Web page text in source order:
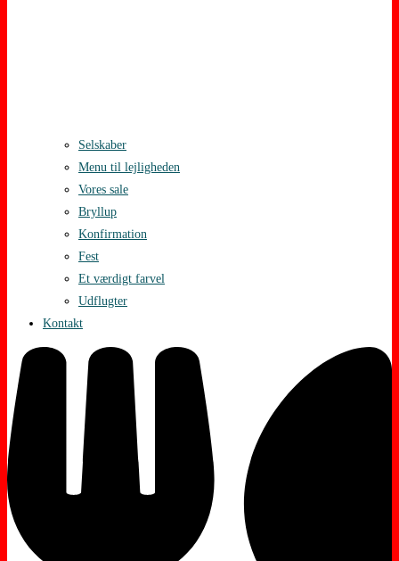
Selskaber
Menu til lejligheden
Vores sale
Bryllup
Konfirmation
Fest
Et værdigt farvel
Udflugter
Kontakt